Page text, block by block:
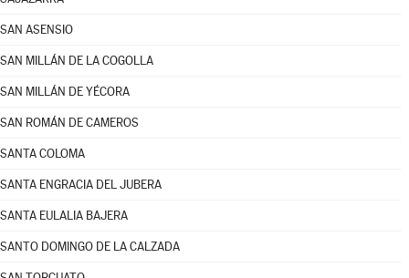
SAN ASENSIO
SAN MILLÁN DE LA COGOLLA
SAN MILLÁN DE YÉCORA
SAN ROMÁN DE CAMEROS
SANTA COLOMA
SANTA ENGRACIA DEL JUBERA
SANTA EULALIA BAJERA
SANTO DOMINGO DE LA CALZADA